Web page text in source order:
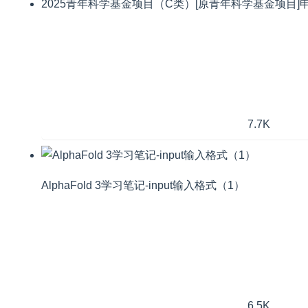
2025青年科学基金项目（C类）[原青年科学基金项目]
7.7K
AlphaFold 3学习笔记-input输入格式（1）